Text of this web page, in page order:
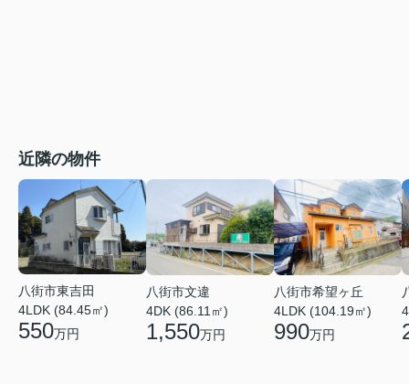
近隣の物件
八街市東吉田
4LDK (84.45㎡)
550万円
八街市文違
4DK (86.11㎡)
1,550万円
八街市希望ヶ丘
4LDK (104.19㎡)
990万円